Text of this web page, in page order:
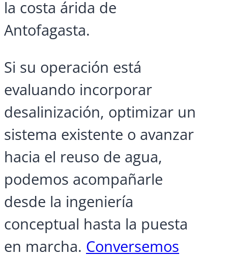
la costa árida de
Antofagasta.
Si su operación está
evaluando incorporar
desalinización, optimizar un
sistema existente o avanzar
hacia el reuso de agua,
podemos acompañarle
desde la ingeniería
conceptual hasta la puesta
en marcha. Conversemos